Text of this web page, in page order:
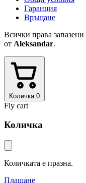
Гаранция
Връщане
Всички права запазени
от Aleksandar.
Количка 0
Fly cart
Количка
Количката е празна.
Плащане